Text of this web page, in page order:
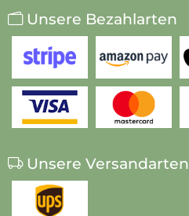
Unsere Bezahlarten
Unsere Versandarten